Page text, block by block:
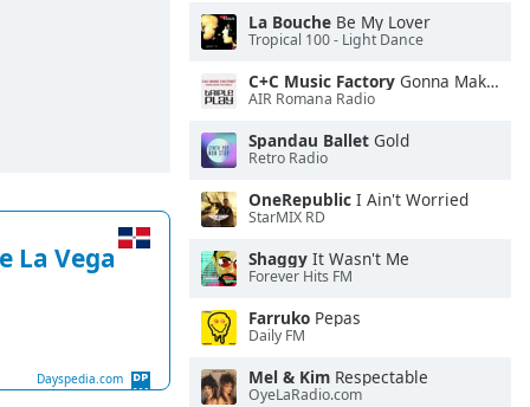
La Vega
Dayspedia.com
La Bouche Be My Lover
Tropical 100 - Light Dance
C+C Music Factory Gonna Make You Sweat (Everybody Dance Now)
AIR Romana Radio
Spandau Ballet Gold
Retro Radio
OneRepublic I Ain't Worried
StarMIX RD
Shaggy It Wasn't Me
Forever Hits FM
Farruko Pepas
Daily FM
Mel & Kim Respectable
OyeLaRadio.com